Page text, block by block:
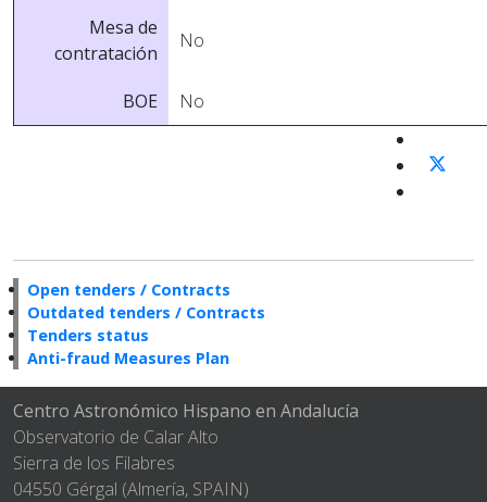
Mesa de
contratación
No
BOE No
Open tenders / Contracts
Outdated tenders / Contracts
Tenders status
Anti-fraud Measures Plan
Centro Astronómico Hispano en Andalucía
Observatorio de Calar Alto
Sierra de los Filabres
04550 Gérgal (Almería, SPAIN)